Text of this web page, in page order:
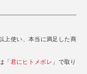
上使い、本当に満足した商
「 君にヒトメボレ 」で取り